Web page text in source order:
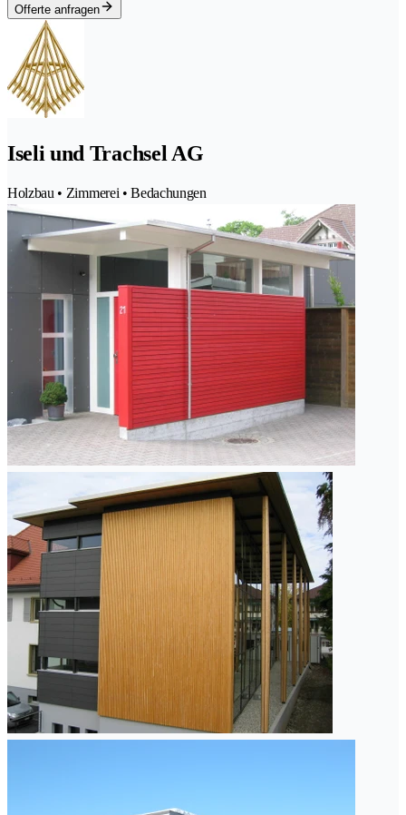
Offerte anfragen
Iseli und Trachsel AG
Holzbau • Zimmerei • Bedachungen